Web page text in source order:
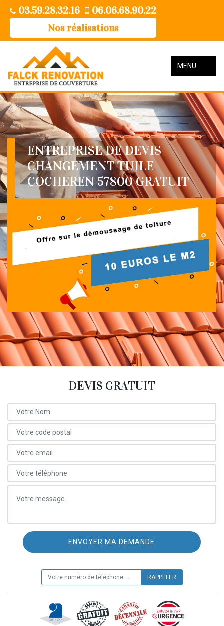
03.59.28.32.16
06.06.68.90.22
Nos réalisations
MENU
ENTREPRISE DE DEVIS
CHANGEMENT TUILE
COCHEREN 57800 GRATUIT
DEVIS GRATUIT